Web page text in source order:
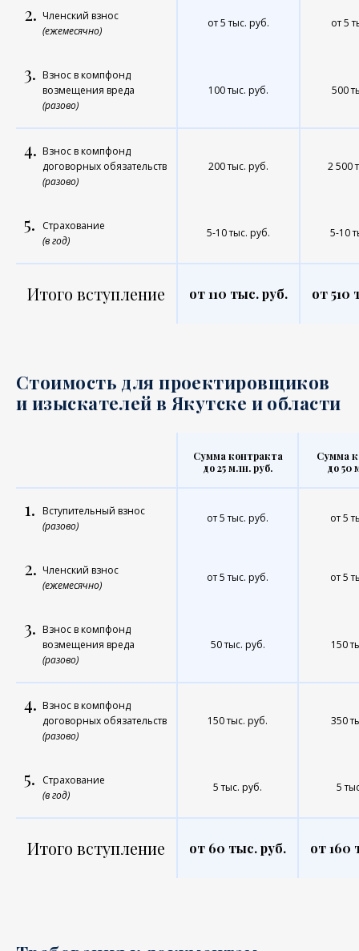
2. Членский взнос
(ежемесячно)
от 5 тыс. руб. от 5
3. Взнос в компфонд
возмещения вреда
(разово)
100 тыс. руб. 500
4. Взнос в компфонд
договорных обязательств
(разово)
200 тыс. руб. 2 500
5.
Страхование
(в год)
5-10 тыс. руб. 5-10
Итого вступление от 110 тыс. руб. от 510
Стоимость для проектировщиков
и изыскателей в Якутске и области
Сумма контракта
до 25 млн. руб.
Сумма
до 50
1. Вступительный взнос
(разово)
от 5 тыс. руб. от 5
2. Членский взнос
(ежемесячно)
от 5 тыс. руб. от 5
3. Взнос в компфонд
возмещения вреда
(разово)
50 тыс. руб. 150
4. Взнос в компфонд
договорных обязательств
(разово)
150 тыс. руб. 350
5.
Страхование
(в год)
5 тыс. руб. 5
Итого вступление от 60 тыс. руб. от 160